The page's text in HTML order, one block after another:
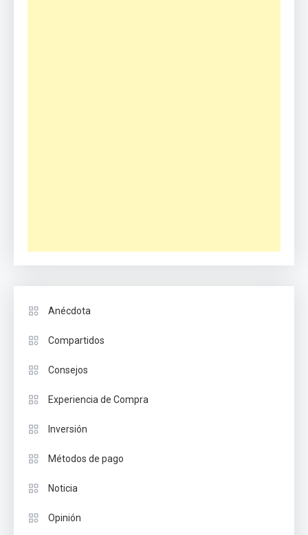
Anécdota
Compartidos
Consejos
Experiencia de Compra
Inversión
Métodos de pago
Noticia
Opinión